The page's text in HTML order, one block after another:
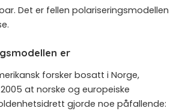
Det er fellen polariseringsmodellen
er
forsker bosatt i Norge,
at norske og europeiske
gjorde noe påfallende: